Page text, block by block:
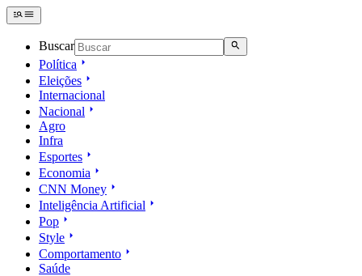
Buscar
Política
Eleições
Internacional
Nacional
Agro
Infra
Esportes
Economia
CNN Money
Inteligência Artificial
Pop
Style
Comportamento
Saúde